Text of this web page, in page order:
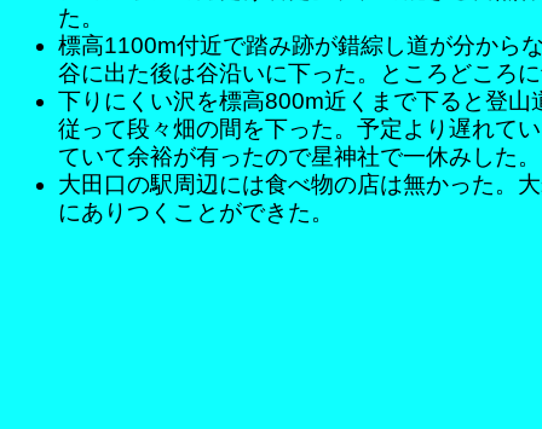
た。
標高1100m付近で踏み跡が錯綜し道が分から
谷に出た後は谷沿いに下った。ところどころ
下りにくい沢を標高800m近くまで下ると登
従って段々畑の間を下った。予定より遅れて
ていて余裕が有ったので星神社で一休みした。
大田口の駅周辺には食べ物の店は無かった。
にありつくことができた。